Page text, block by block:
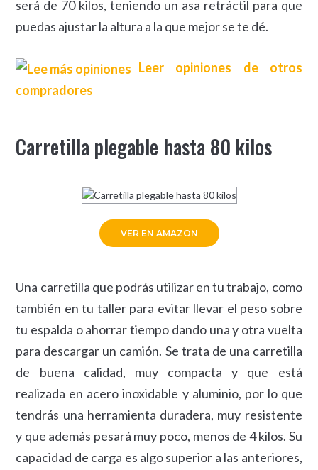
será de 70 kilos, teniendo un asa retráctil para que
puedas ajustar la altura a la que mejor se te dé.
Leer opiniones de otros
compradores
Carretilla plegable hasta 80 kilos
VER EN AMAZON
Una carretilla que podrás utilizar en tu trabajo, como
también en tu taller para evitar llevar el peso sobre
tu espalda o ahorrar tiempo dando una y otra vuelta
para descargar un camión. Se trata de una carretilla
de buena calidad, muy compacta y que está
realizada en acero inoxidable y aluminio, por lo que
tendrás una herramienta duradera, muy resistente
y que además pesará muy poco, menos de 4 kilos. Su
capacidad de carga es algo superior a las anteriores,